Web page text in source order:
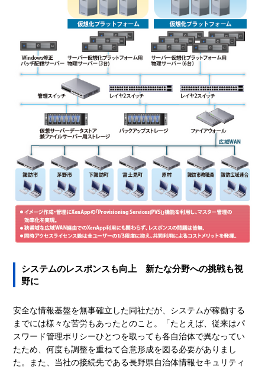
システムのレスポンスも向上 新たな分野への挑戦も視
野に
安全な情報基盤を無事確立した同社だが、システムが稼働する
までには様々な苦労もあったとのこと。「たとえば、従来はパ
スワード管理ポリシーひとつを取っても各自治体で異なってい
たため、何度も調整を重ねて合意形成を図る必要がありまし
た。また、当社の接続先である長野県自治体情報セキュリティ